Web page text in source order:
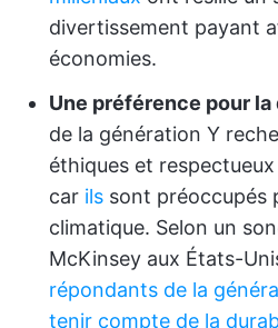
divertissement payant
économies.
Une préférence pour la
de la génération Y
éthiques et
car ils sont préoccupés
climatique. Selon un
McKinsey aux États-
répondants de la
tenir compte de la